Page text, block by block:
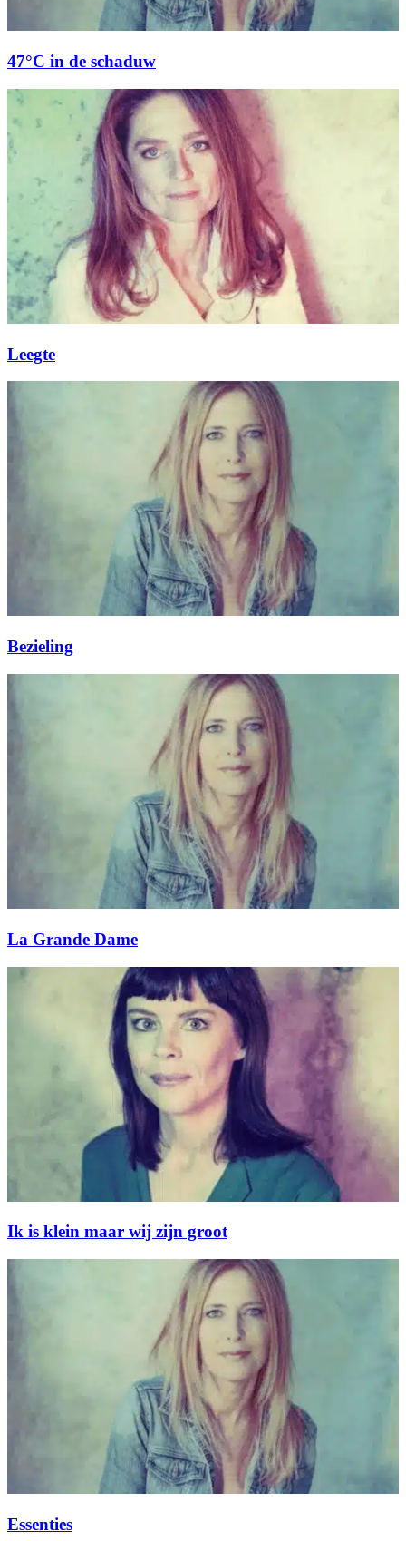
47°C in de schaduw
Leegte
Bezieling
La Grande Dame
Ik is klein maar wij zijn groot
Essenties